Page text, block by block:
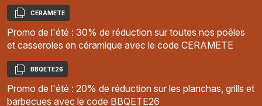
Copier
CERAMETE
Promo de l'été : 30% de réduction sur toutes nos poêles
et casseroles en céramique avec le code CERAMETE
Copier
BBQETE26
Promo de l'été : 20% de réduction sur les planchas, grills et
barbecues avec le code BBQETE26